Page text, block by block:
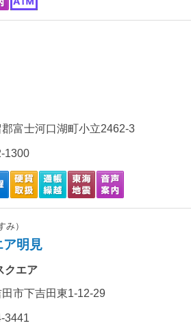
富士河口湖町小立2462-3
1300
み）
ア明見
クエア
市下吉田東1-12-29
3441